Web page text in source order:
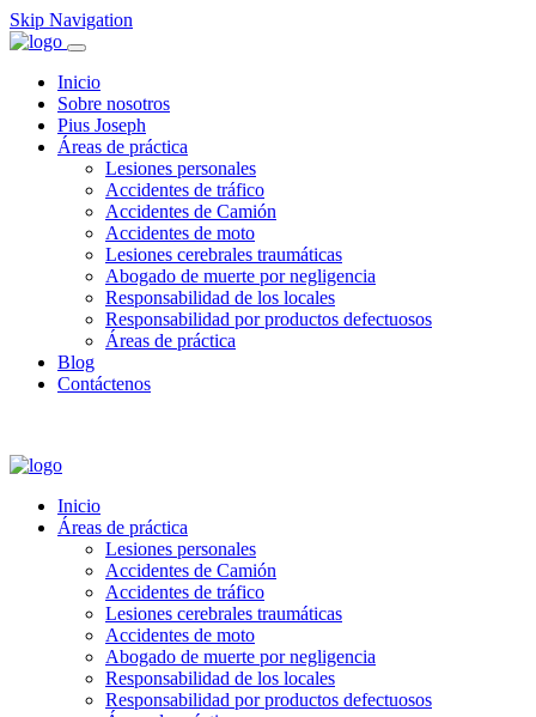
Skip Navigation
Inicio
Sobre nosotros
Pius Joseph
Áreas de práctica
Lesiones personales
Accidentes de tráfico
Accidentes de Camión
Accidentes de moto
Lesiones cerebrales traumáticas
Abogado de muerte por negligencia
Responsabilidad de los locales
Responsabilidad por productos defectuosos
Áreas de práctica
Blog
Contáctenos
Inicio
Áreas de práctica
Lesiones personales
Accidentes de Camión
Accidentes de tráfico
Lesiones cerebrales traumáticas
Accidentes de moto
Abogado de muerte por negligencia
Responsabilidad de los locales
Responsabilidad por productos defectuosos